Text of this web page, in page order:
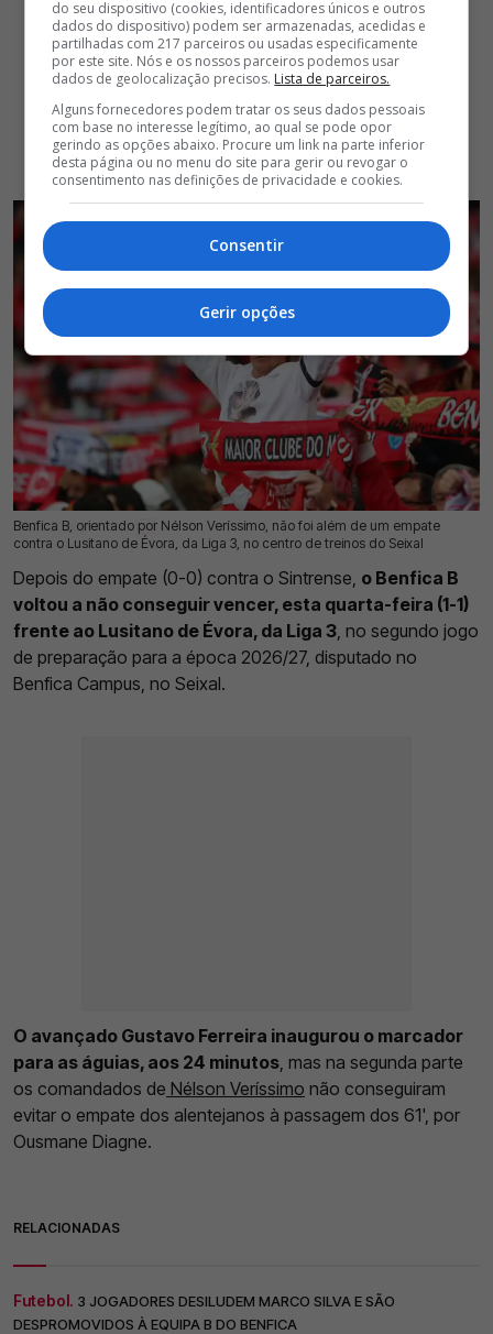
Benfica B, orientado por Nélson Veríssimo, não foi além de um empate
contra o Lusitano de Évora, da Liga 3, no centro de treinos do Seixal
15 Jul 2026 | 17:39 | 0
Depois do empate (0-0) contra o Sintrense, o Benfica B
voltou a não conseguir vencer, esta quarta-feira (1-1)
frente ao Lusitano de Évora, da Liga 3 , no segundo jogo
de preparação para a época 2026/27, disputado no
Benfica Campus, no Seixal.
O avançado Gustavo Ferreira inaugurou o marcador
para as águias, aos 24 minutos , mas na segunda parte
os comandados de Nélson Veríssimo não conseguiram
evitar o empate dos alentejanos à passagem dos 61', por
Ousmane Diagne.
RELACIONADAS
Futebol. 3 JOGADORES DESILUDEM MARCO SILVA E SÃO
DESPROMOVIDOS À EQUIPA B DO BENFICA
do seu dispositivo (cookies, identificadores únicos e outros
dados do dispositivo) podem ser armazenadas, acedidas e
partilhadas com 217 parceiros ou usadas especificamente
por este site. Nós e os nossos parceiros podemos usar
dados de geolocalização precisos. Lista de parceiros.
Alguns fornecedores podem tratar os seus dados pessoais
com base no interesse legítimo, ao qual se pode opor
gerindo as opções abaixo. Procure um link na parte inferior
desta página ou no menu do site para gerir ou revogar o
consentimento nas definições de privacidade e cookies.
Consentir
Gerir opções